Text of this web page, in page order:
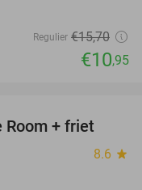
Regulier €15,70
€10,95
39%
Room + friet
8.6 star